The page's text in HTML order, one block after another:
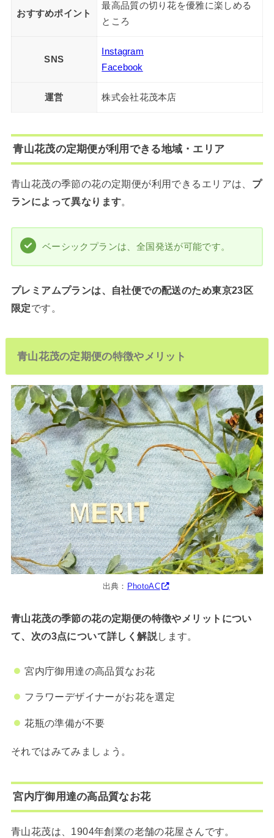
おすすめポイント
最高品質の切り花を優雅に楽しめる
ところ
SNS
Instagram
Facebook
運営 株式会社花茂本店
青山花茂の定期便が利用できる地域・エリア
青山花茂の季節の花の定期便が利用できるエリアは、 プ
ランによって異なります。
ベーシックプランは、全国発送が可能です。
プレミアムプランは、自社便での配送のため東京23区
限定です。
青山花茂の定期便の特徴やメリット
出典： PhotoAC
青山花茂の季節の花の定期便の特徴やメリットについ
て、次の3点について詳しく解説します。
宮内庁御用達の高品質なお花
フラワーデザイナーがお花を選定
花瓶の準備が不要
それではみてみましょう。
宮内庁御用達の高品質なお花
青山花茂は、1904年創業の老舗の花屋さんです。